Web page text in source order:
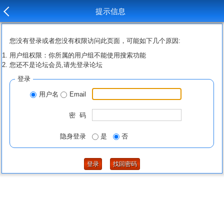
提示信息
您没有登录或者您没有权限访问此页面，可能如下几个原因:
用户组权限：你所属的用户组不能使用搜索功能
您还不是论坛会员,请先登录论坛
登录
用户名 Email
密 码
隐身登录 是 否